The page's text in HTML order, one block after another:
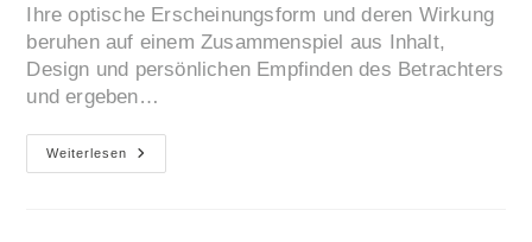
Ihre optische Erscheinungsform und deren Wirkung
beruhen auf einem Zusammenspiel aus Inhalt,
Design und persönlichen Empfinden des Betrachters
und ergeben…
Weiterlesen Typographie